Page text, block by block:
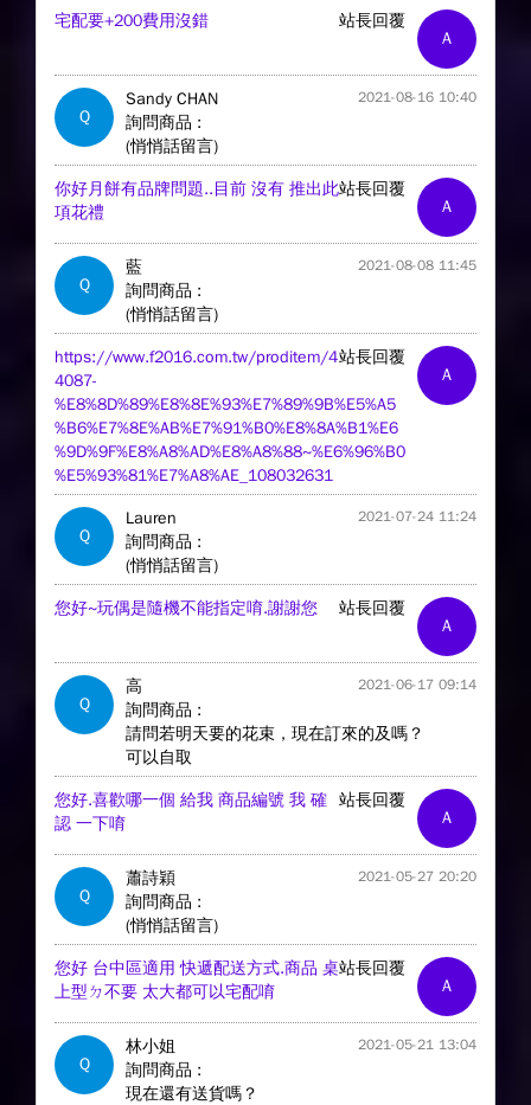
A
站長回覆
宅配要+200費用沒錯
Q
Sandy CHAN 2021-08-16 10:40
詢問商品 :
(悄悄話留言)
A
站長回覆
你好月餅有品牌問題..目前 沒有 推出此
項花禮
Q
藍 2021-08-08 11:45
詢問商品 :
(悄悄話留言)
A
站長回覆
https://www.f2016.com.tw/proditem/4
4087-
%E8%8D%89%E8%8E%93%E7%89%9B%E5%A5
%B6%E7%8E%AB%E7%91%B0%E8%8A%B1%E6
%9D%9F%E8%A8%AD%E8%A8%88~%E6%96%B0
%E5%93%81%E7%A8%AE_108032631
Q
Lauren 2021-07-24 11:24
詢問商品 :
(悄悄話留言)
A
站長回覆
您好~玩偶是隨機不能指定唷.謝謝您
Q
高 2021-06-17 09:14
詢問商品 :
請問若明天要的花束，現在訂來的及嗎？
可以自取
A
站長回覆
您好.喜歡哪一個 給我 商品編號 我 確
認 一下唷
Q
蕭詩穎 2021-05-27 20:20
詢問商品 :
(悄悄話留言)
A
站長回覆
您好 台中區適用 快遞配送方式.商品 桌
上型ㄉ不要 太大都可以宅配唷
Q
林小姐 2021-05-21 13:04
詢問商品 :
現在還有送貨嗎？